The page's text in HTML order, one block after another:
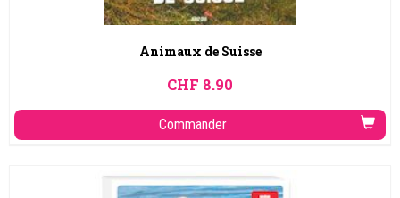
Animaux de Suisse
CHF 8.90
Commander